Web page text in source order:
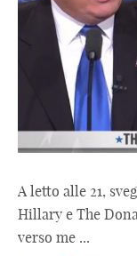
A letto alle 21,
Hillary e The
verso me ...